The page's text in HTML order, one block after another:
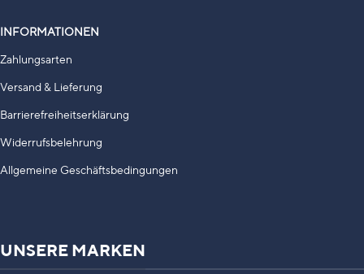
INFORMATIONEN
Zahlungsarten
Versand & Lieferung
Barrierefreiheitserklärung
Widerrufsbelehrung
Allgemeine Geschäftsbedingungen
UNSERE MARKEN